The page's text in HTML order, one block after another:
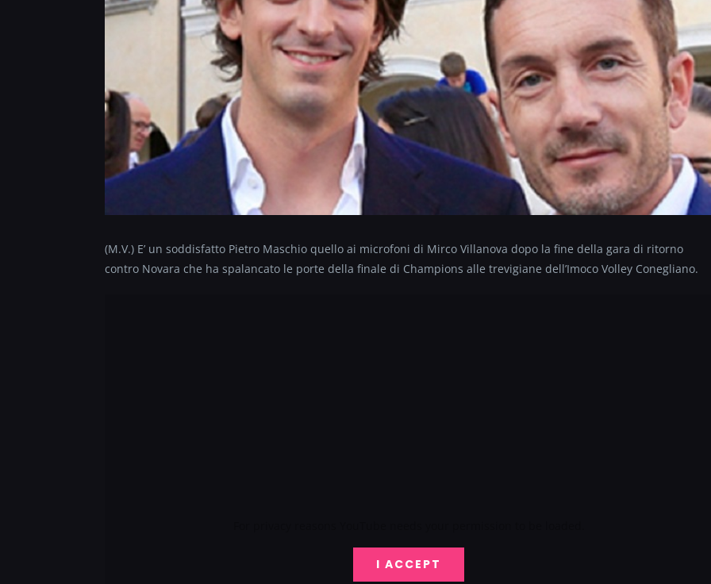
(M.V.) E’ un soddisfatto Pietro Maschio quello ai microfoni di Mirco Villanova dopo la fine della gara di ritorno
contro Novara che ha spalancato le porte della finale di Champions alle trevigiane dell’Imoco Volley Conegliano.
I ACCEPT